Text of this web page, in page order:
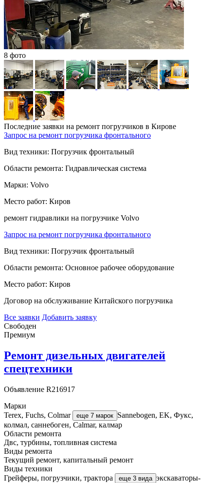
8 фото
Последние заявки на ремонт погрузчиков в Кирове
Запрос на ремонт погрузчика фронтального
Вид техники: Погрузчик фронтальный
Области ремонта: Гидравлическая система
Марки: Volvo
Место работ: Киров
ремонт гидравлики на погрузчике Volvo
Запрос на ремонт погрузчика фронтального
Вид техники: Погрузчик фронтальный
Области ремонта: Основное рабочее оборудование
Место работ: Киров
Договор на обслуживание Китайского погрузчика
Все заявки Добавить заявку
Свободен
Премиум
Ремонт дизельных двигателей
спецтехники
Объявление R216917
Марки
Terex, Fuchs, Colmar
еще 7 марок Sannebogen, EK, Фукс,
колмал, саннебоген, Calmar, калмар
Области ремонта
Двс, турбины, топливная система
Виды ремонта
Текущий ремонт, капитальный ремонт
Виды техники
Грейферы, погрузчики, трактора
еще 3 вида экскаваторы-